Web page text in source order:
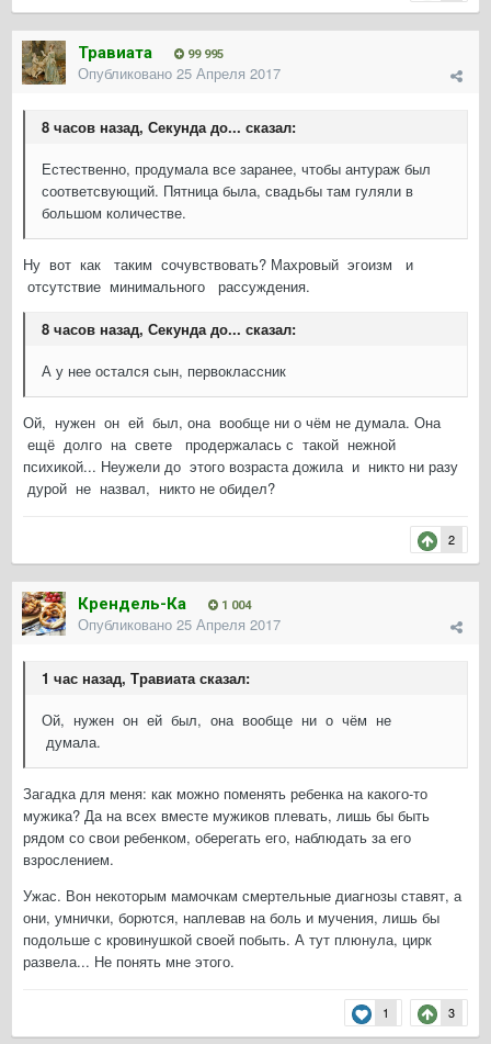
Травиата 99 995
Опубликовано 25 Апреля 2017
8 часов назад, Секунда до... сказал:
Естественно, продумала все заранее, чтобы антураж был
соответсвующий. Пятница была, свадьбы там гуляли в
большом количестве.
Ну вот как таким сочувствовать? Махровый эгоизм и
отсутствие минимального рассуждения.
8 часов назад, Секунда до... сказал:
А у нее остался сын, первоклассник
Ой, нужен он ей был, она вообще ни о чём не думала. Она
ещё долго на свете продержалась с такой нежной
психикой... Неужели до этого возраста дожила и никто ни разу
дурой не назвал, никто не обидел?
2
Крендель-Ка 1 004
Опубликовано 25 Апреля 2017
1 час назад, Травиата сказал:
Ой, нужен он ей был, она вообще ни о чём не
думала.
Загадка для меня: как можно поменять ребенка на какого-то
мужика? Да на всех вместе мужиков плевать, лишь бы быть
рядом со свои ребенком, оберегать его, наблюдать за его
взрослением.
Ужас. Вон некоторым мамочкам смертельные диагнозы ставят, а
они, умнички, борются, наплевав на боль и мучения, лишь бы
подольше с кровинушкой своей побыть. А тут плюнула, цирк
развела... Не понять мне этого.
1 3